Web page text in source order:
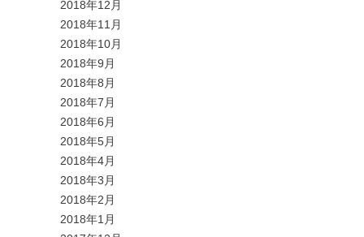
2018年12月
2018年11月
2018年10月
2018年9月
2018年8月
2018年7月
2018年6月
2018年5月
2018年4月
2018年3月
2018年2月
2018年1月